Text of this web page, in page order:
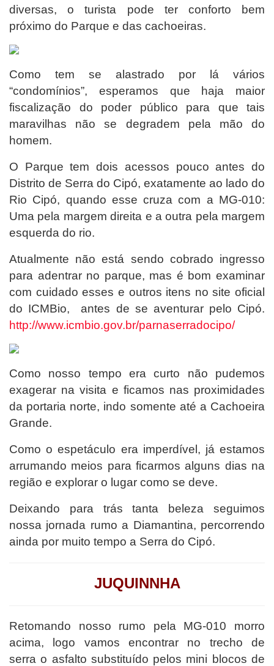
diversas, o turista pode ter conforto bem
próximo do Parque e das cachoeiras.
Como tem se alastrado por lá vários
“condomínios”, esperamos que haja maior
fiscalização do poder público para que tais
maravilhas não se degradem pela mão do
homem.
O Parque tem dois acessos pouco antes do
Distrito de Serra do Cipó, exatamente ao lado do
Rio Cipó, quando esse cruza com a MG-010:
Uma pela margem direita e a outra pela margem
esquerda do rio.
Atualmente não está sendo cobrado ingresso
para adentrar no parque, mas é bom examinar
com cuidadoesses e outros itens no site oficial
do ICMBio, antes de se aventurar pelo Cipó.
http://www.icmbio.gov.br/parnaserradocipo/
Como nosso tempo era curto não pudemos
exagerar na visita e ficamos nas proximidades
da portaria norte, indo somente até a Cachoeira
Grande.
Como o espetáculo era imperdível, já estamos
arrumando meios para ficarmos alguns dias na
região e explorar o lugar como se deve.
Deixando para trás tanta beleza seguimos
nossa jornada rumo a Diamantina, percorrendo
ainda por muito tempo a Serra do Cipó.
JUQUINNHA
Retomando nosso rumo pela MG-010 morro
acima, logo vamos encontrar no trecho de
serrao asfalto substituído pelos mini blocos de